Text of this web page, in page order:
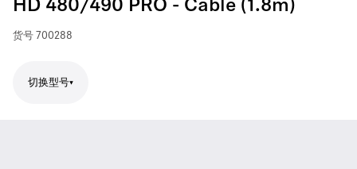
HD 480/490 PRO - Cable (1.8m)
货号 700288
切换型号